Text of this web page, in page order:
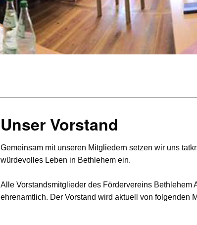
Unser Vorstand
Gemeinsam mit unseren Mitgliedern setzen wir uns
würdevolles Leben in Bethlehem ein.
Alle Vorstandsmitglieder des Fördervereins Bethlehem
ehrenamtlich. Der Vorstand wird aktuell von folgenden